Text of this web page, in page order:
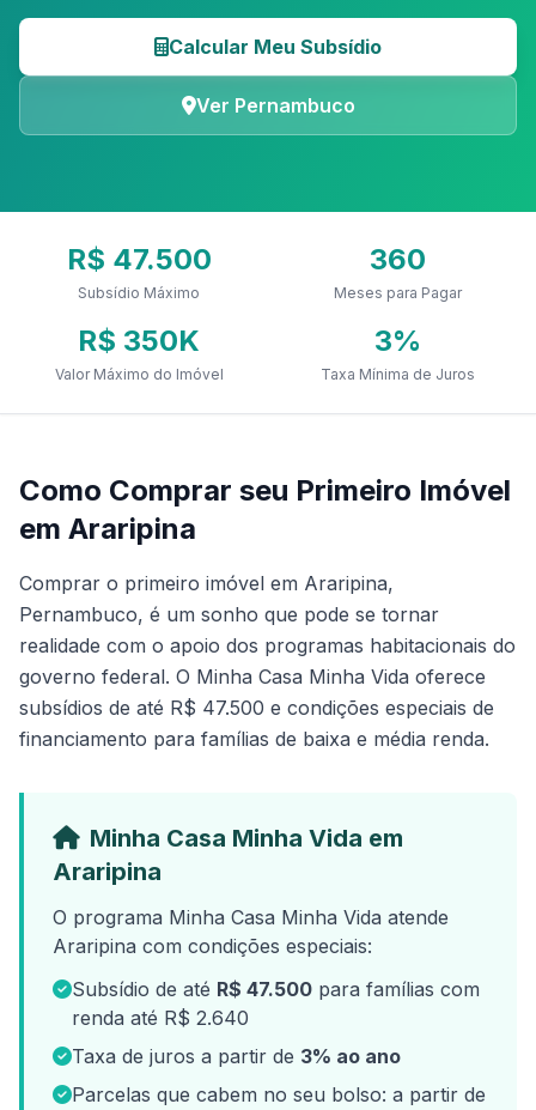
Calcular Meu Subsídio
Ver Pernambuco
R$ 47.500
Subsídio Máximo
360
Meses para Pagar
R$ 350K
Valor Máximo do Imóvel
3%
Taxa Mínima de Juros
Como Comprar seu Primeiro Imóvel
em Araripina
Comprar o primeiro imóvel em Araripina,
Pernambuco, é um sonho que pode se tornar
realidade com o apoio dos programas habitacionais do
governo federal. O Minha Casa Minha Vida oferece
subsídios de até R$ 47.500 e condições especiais de
financiamento para famílias de baixa e média renda.
Minha Casa Minha Vida em
Araripina
O programa Minha Casa Minha Vida atende
Araripina com condições especiais:
Subsídio de até R$ 47.500 para famílias com
renda até R$ 2.640
Taxa de juros a partir de 3% ao ano
Parcelas que cabem no seu bolso: a partir de